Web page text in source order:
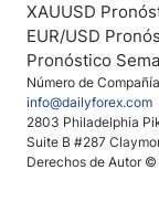
Número de
info@dailyforex.com
2803 Philadelphia
Suite B #287
Derechos de Autor
XAUUSD
EUR/USD
Pronóstico